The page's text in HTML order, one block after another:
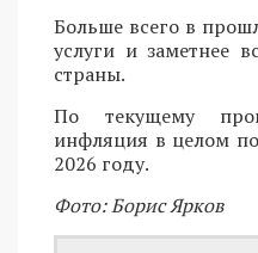
Больше всего в
услуги и заметнее
страны.
По текущему
инфляция в целом
2026 году.
Фото: Борис Ярков